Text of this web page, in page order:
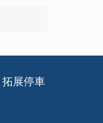
展停車